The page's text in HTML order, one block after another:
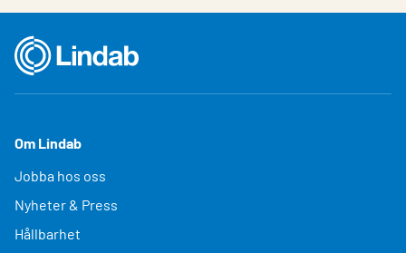
Om Lindab
Jobba hos oss
Nyheter & Press
Hållbarhet